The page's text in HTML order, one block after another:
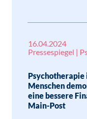
16.04.2024
Pressespiegel |
Psychotherapie
Menschen
eine bessere
Main-Post